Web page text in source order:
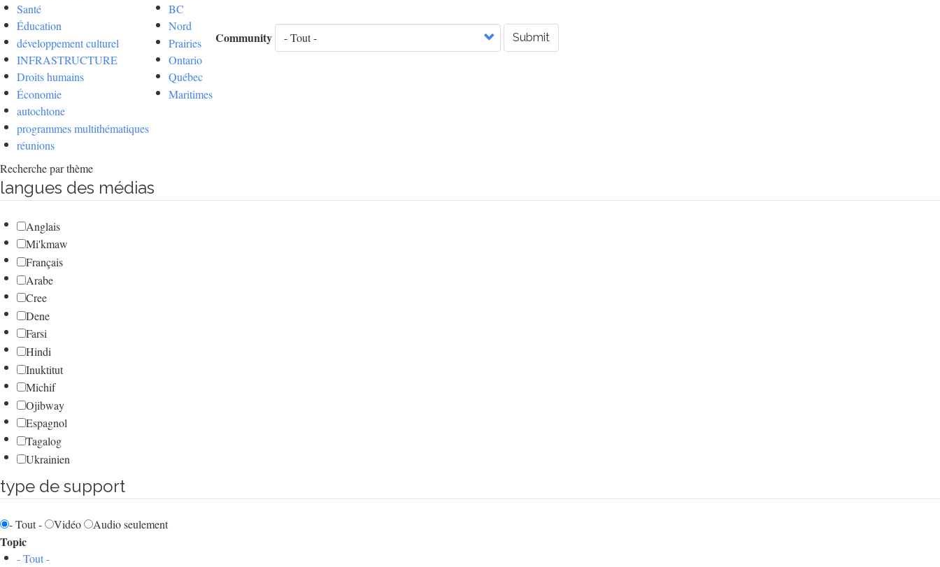
Santé
Éducation
développement culturel
INFRASTRUCTURE
Droits humains
Économie
autochtone
programmes multithématiques
réunions
BC
Nord
Prairies
Ontario
Québec
Maritimes
Community Submit
Recherche par thème
langues des médias
Anglais
Mi'kmaw
Français
Arabe
Cree
Dene
Farsi
Hindi
Inuktitut
Michif
Ojibway
Espagnol
Tagalog
Ukrainien
type de support
- Tout - Vidéo Audio seulement
Topic
- Tout -